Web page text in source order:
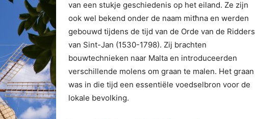
van een stukje geschiedenis op het eiland. Ze zijn
ook wel bekend onder de naam mitħna en werden
gebouwd tijdens de tijd van de Orde van de Ridders
van Sint-Jan (1530-1798). Zij brachten
bouwtechnieken naar Malta en introduceerden
verschillende molens om graan te malen. Het graan
was in die tijd een essentiële voedselbron voor de
lokale bevolking.